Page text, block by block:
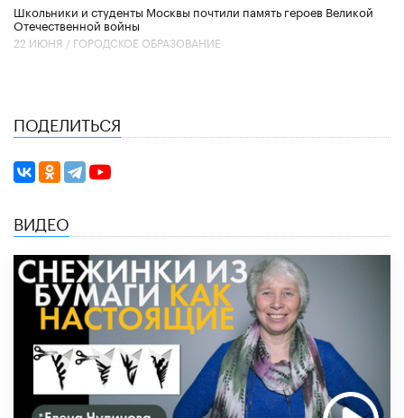
Школьники и студенты Москвы почтили память героев Великой
Отечественной войны
22 ИЮНЯ / ГОРОДСКОЕ ОБРАЗОВАНИЕ
ПОДЕЛИТЬСЯ
ВИДЕО